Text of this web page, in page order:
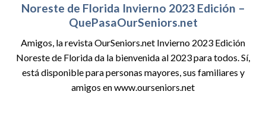
Noreste de Florida Invierno 2023 Edición –
QuePasaOurSeniors.net
Amigos, la revista OurSeniors.net Invierno 2023 Edición
Noreste de Florida da la bienvenida al 2023 para todos. Sí,
está disponible para personas mayores, sus familiares y
amigos en www.ourseniors.net